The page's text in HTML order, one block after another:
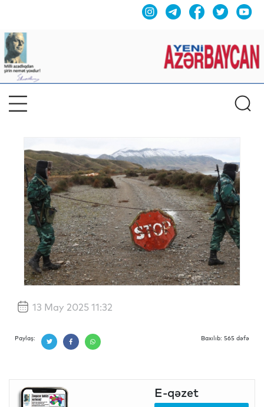
13 May 2025 11:32
Paylaş: Baxılıb: 565 dəfə
E-qəzet